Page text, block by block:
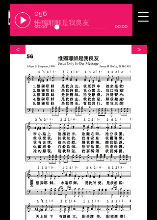
​臺北基督徒聚會處
056
惟獨耶穌是我良友
00:00 00:00
＜ ＞